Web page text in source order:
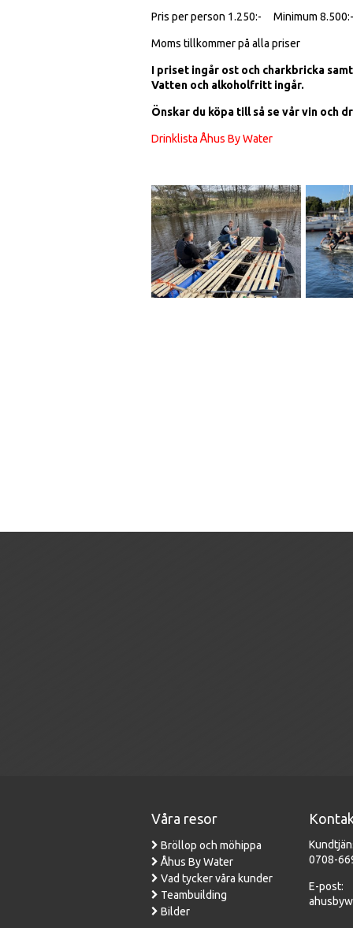
Pris per person 1.250:- Minimum 8.500:-
Moms tillkommer på alla priser
I priset ingår ost och charkbricka
Vatten och alkoholfritt ingår.
Önskar du köpa till så se vår vin och
Drinklista Åhus By Water
Våra resor
Bröllop och möhippa
Åhus By Water
Vad tycker våra kunder
Teambuilding
Bilder
0708-
E-post: